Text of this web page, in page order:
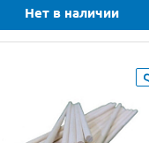
Нет в наличии